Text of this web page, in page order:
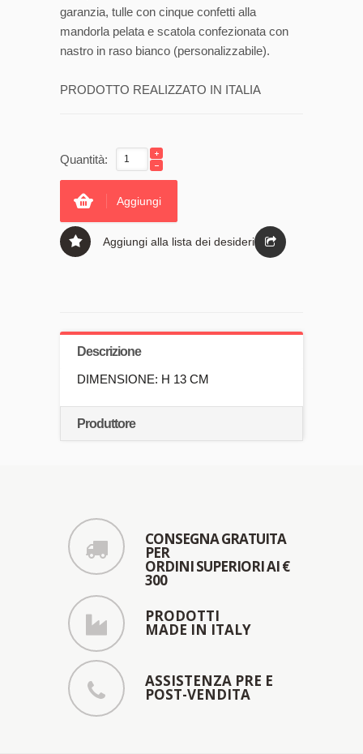
garanzia, tulle con cinque confetti alla
mandorla pelata e scatola confezionata con
nastro in raso bianco (personalizzabile).
PRODOTTO REALIZZATO IN ITALIA
Quantità:
Aggiungi
Aggiungi alla lista dei desideri
Descrizione
DIMENSIONE: H 13 CM
Produttore
CONSEGNA GRATUITA
PER
ORDINI SUPERIORI AI €
300
PRODOTTI
MADE IN ITALY
ASSISTENZA PRE E
POST-VENDITA